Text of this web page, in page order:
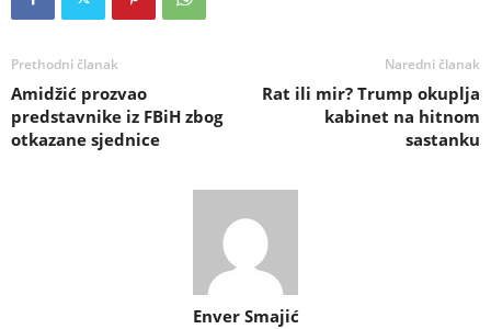
Prethodni članak
Amidžić prozvao
predstavnike iz FBiH zbog
otkazane sjednice
Naredni članak
Rat ili mir? Trump okuplja
kabinet na hitnom
sastanku
Enver Smajić